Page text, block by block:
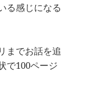
る感じになる
までお話を追
で100ページ